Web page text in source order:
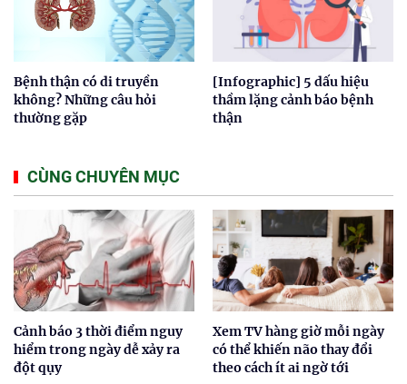
Bệnh thận có di truyền
không? Những câu hỏi
thường gặp
[Infographic] 5 dấu hiệu
thầm lặng cảnh báo bệnh
thận
CÙNG CHUYÊN MỤC
Cảnh báo 3 thời điểm nguy
hiểm trong ngày dễ xảy ra
đột qụy
Xem TV hàng giờ mỗi ngày
có thể khiến não thay đổi
theo cách ít ai ngờ tới